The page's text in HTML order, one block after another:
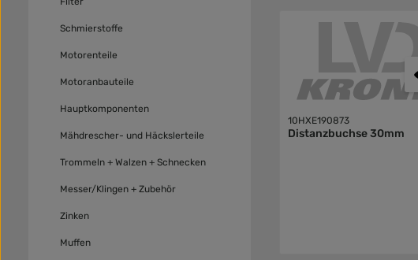
Schmierstoffe
Motorenteile
Motoranbauteile
Hauptkomponenten
Mähdrescher- und Häckslerteile
Trommeln + Walzen + Schnecken
Messer/Klingen + Zubehör
Zinken
Muffen
10HXE190873
Distanzbuchse 30mm